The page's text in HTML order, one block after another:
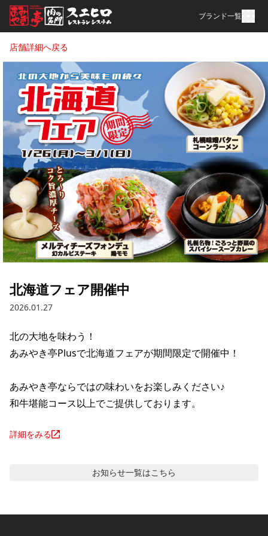
ブランド一覧
店舗詳細へ戻る
北海道フェア開催中
2026.01.27
北の大地を味わう！
あみやき亭Plusで北海道フェアが期間限定で開催中！
あみやき亭ならではの味わいをお楽しみください♪
和牛堪能コース以上でご提供しております。
詳細をみる
お知らせ一覧はこちら